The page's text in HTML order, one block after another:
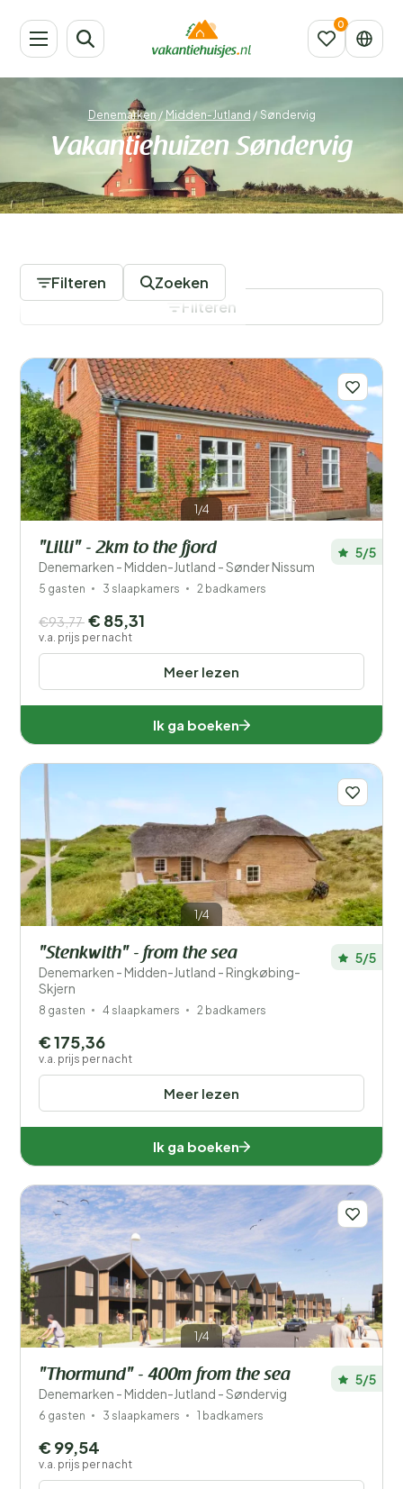
Denemarken / Midden-Jutland / Søndervig
Vakantiehuizen Søndervig
Filteren Zoeken
Je vakantie
Kies reisdata en je gezelschap
Wanneer?
Aantal gasten?
Afstand 1
Prijs
Ligging
Kinderen
Type vakantiehuisje
Populaire filters
Voorzieningen
Filters opslaan
Filteren
1/4
"Lilli" - 2km to the fjord
Denemarken - Midden-Jutland - Sønder Nissum
5/5
5 gasten 3 slaapkamers 2 badkamers
Meer lezen
€93,77 € 85,31
v.a. prijs per nacht
Ik ga boeken
1/4
"Stenkwith" - from the sea
Denemarken - Midden-Jutland - Ringkøbing-
Skjern
5/5
8 gasten 4 slaapkamers 2 badkamers
Meer lezen
€ 175,36
v.a. prijs per nacht
Ik ga boeken
1/4
"Thormund" - 400m from the sea
Denemarken - Midden-Jutland - Søndervig
5/5
6 gasten 3 slaapkamers 1 badkamers
€ 99,54
v.a. prijs per nacht